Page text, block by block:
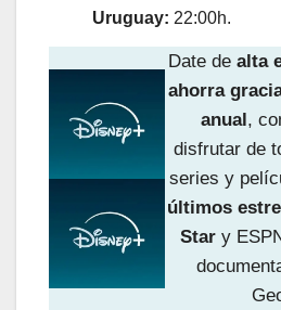
Uruguay: 22:00h.
Date de alta
ahorra
anual ,
disfrutar de
series y
últimos
Stary